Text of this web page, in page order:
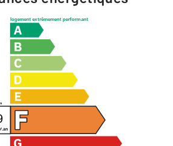
logement extrêmement performant
2 .an